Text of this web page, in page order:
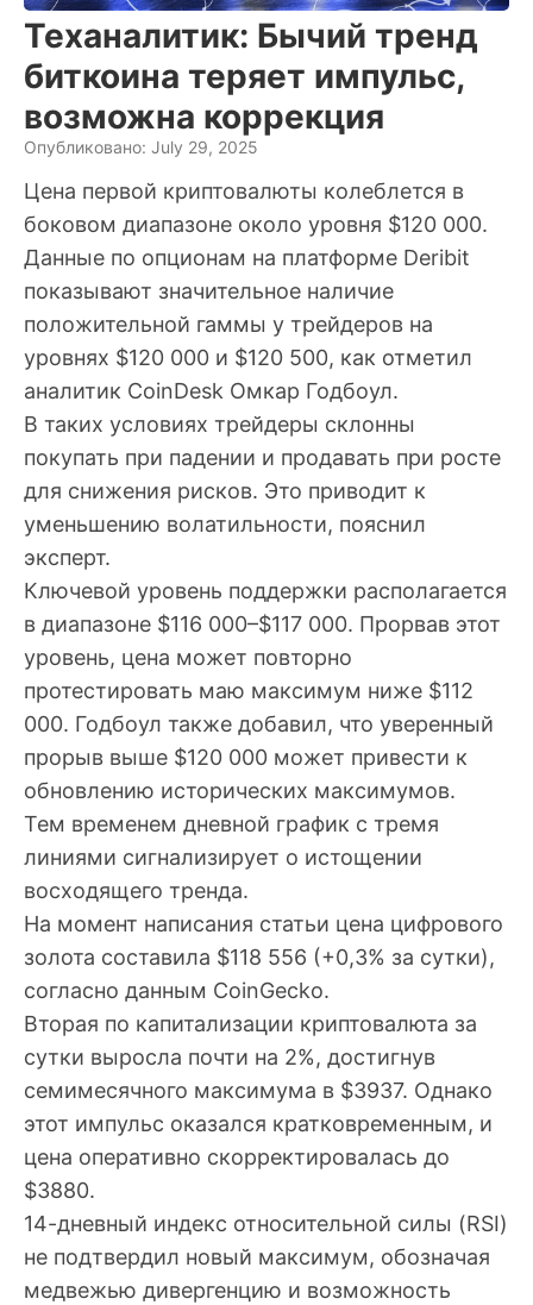
Теханалитик: Бычий тренд
биткоина теряет импульс,
возможна коррекция
Опубликовано: July 29, 2025
Цена первой криптовалюты колеблется в
боковом диапазоне около уровня $120 000.
Данные по опционам на платформе Deribit
показывают значительное наличие
положительной гаммы у трейдеров на
уровнях $120 000 и $120 500, как отметил
аналитик CoinDesk Омкар Годбоул.
В таких условиях трейдеры склонны
покупать при падении и продавать при росте
для снижения рисков. Это приводит к
уменьшению волатильности, пояснил
эксперт.
Ключевой уровень поддержки располагается
в диапазоне $116 000–$117 000. Прорвав этот
уровень, цена может повторно
протестировать маю максимум ниже $112
000. Годбоул также добавил, что уверенный
прорыв выше $120 000 может привести к
обновлению исторических максимумов.
Тем временем дневной график с тремя
линиями сигнализирует о истощении
восходящего тренда.
На момент написания статьи цена цифрового
золота составила $118 556 (+0,3% за сутки),
согласно данным CoinGecko.
Вторая по капитализации криптовалюта за
сутки выросла почти на 2%, достигнув
семимесячного максимума в $3937. Однако
этот импульс оказался кратковременным, и
цена оперативно скорректировалась до
$3880.
14-дневный индекс относительной силы (RSI)
не подтвердил новый максимум, обозначая
медвежью дивергенцию и возможность